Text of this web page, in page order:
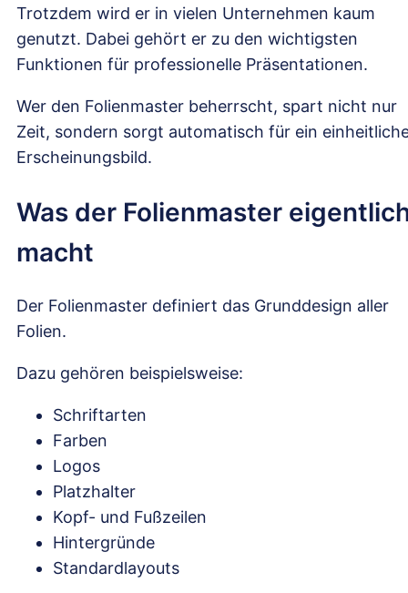
Trotzdem wird er in vielen Unternehmen kaum
genutzt. Dabei gehört er zu den wichtigsten
Funktionen für professionelle Präsentationen.
Wer den Folienmaster beherrscht, spart nicht nur
Zeit, sondern sorgt automatisch für ein
Erscheinungsbild.
Was der Folienmaster
macht
Der Folienmaster definiert das Grunddesign aller
Folien.
Dazu gehören beispielsweise:
Schriftarten
Farben
Logos
Platzhalter
Kopf- und Fußzeilen
Hintergründe
Standardlayouts